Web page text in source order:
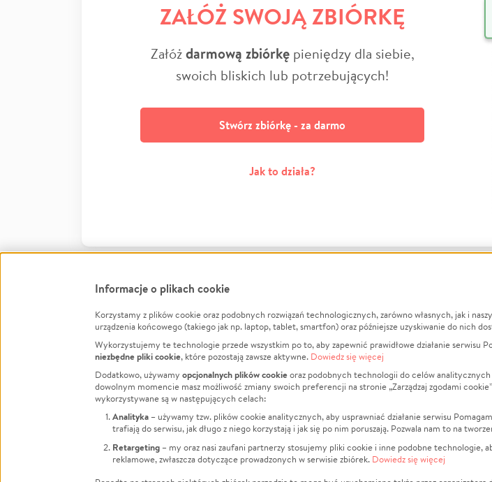
ZAŁÓŻ SWOJĄ ZBIÓRKĘ
Załóżdarmową zbiórkępieniędzy dla siebie,
swoich bliskich lub potrzebujących!
Stwórz zbiórkę - za darmo
Jak to działa?
FacebookTwitter Instagram
LinkedInTikTok Youtube
Informacje
Jak to działa?
Regulamin
Polityka Prywatności
Kontakt
Porównanie serwisów
Polityka plików cookie
Zarządzaj zgodami cookie
O nas
Opinie
Raporty
Za darmo
Dla NGO
Fundacja
Informacje o plikach cookie
Korzystamy z plików cookie oraz podobnych rozwiązań technologicznych, zarówno własnych, jak i
urządzenia końcowego (takiego jak np. laptop, tablet, smartfon) oraz późniejsze uzyskiwanie do nich
Wykorzystujemy te technologie przede wszystkim po to, aby zapewnić prawidłowe działanie serwisu
niezbędne pliki cookie, które pozostają zawsze aktywne. Dowiedz się więcej
Dodatkowo, używamy opcjonalnych plików cookieoraz podobnych technologii do celów
dowolnym momencie masz możliwość zmiany swoich preferencji na stronie „Zarządzaj zgodami
wykorzystywane są w następujących celach:
Analityka – używamy tzw. plików cookie analitycznych, aby usprawniać działanie serwisu
trafiają do serwisu, jak długo z niego korzystają i jak się po nim poruszają. Pozwala nam to na
Retargeting – my oraz nasi zaufani partnerzy stosujemy pliki cookie i inne podobne
reklamowe, zwłaszcza dotyczące prowadzonych w serwisie zbiórek. Dowiedz się więcej